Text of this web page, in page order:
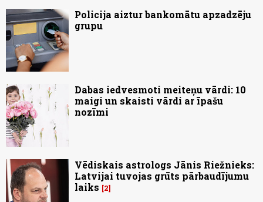
Policija aiztur bankomātu apzadzēju
grupu
Dabas iedvesmoti meiteņu vārdi: 10
maigi un skaisti vārdi ar īpašu
nozīmi
Vēdiskais astrologs Jānis Riežnieks:
Latvijai tuvojas grūts pārbaudījumu
laiks
2